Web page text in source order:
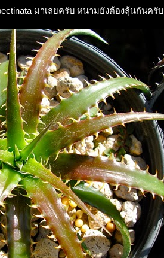
มาเลยครับ หนามยังต้องลุ้นกันครับ